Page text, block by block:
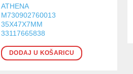
ATHENA
M730902760013
35X47X7MM
33117665838
DODAJ U KOŠARICU